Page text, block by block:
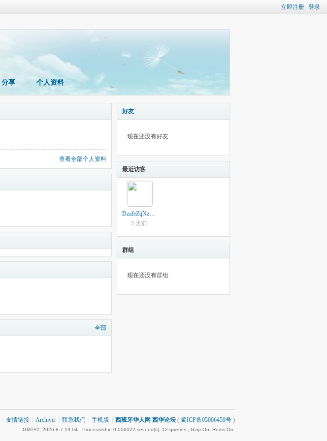
立即注册 登录
分享 个人资料
查看全部个人资料
全部
好友
现在还没有好友
最近访客
DzafeZqNzHzhzRs
5 天前
群组
现在还没有群组
友情链接 Archiver 联系我们 手机版 西班牙华人网 西华论坛 ( 蜀ICP备05006459号 )
GMT+2, 2026-8-7 19:04 , Processed in 0.006022 second(s), 12 queries , Gzip On, Redis On.